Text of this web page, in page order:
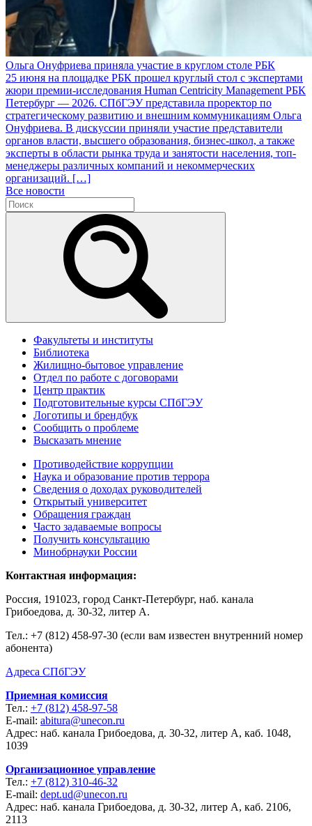
Ольга Онуфриева приняла участие в круглом столе РБК
25 июня на площадке РБК прошел круглый стол с экспертами
жюри премии-исследования Human Centricity Management РБК
Петербург — 2026. СПбГЭУ представила проректор по
стратегическому развитию и внешним коммуникациям Ольга
Онуфриева. В дискуссии приняли участие представители
органов власти, высшего образования, бизнес-школ, а также
эксперты в области рынка труда и занятости населения, топ-
менеджеры различных компаний и некоммерческих
организаций. […]
Все новости
Факультеты и институты
Библиотека
Жилищно-бытовое управление
Отдел по работе с договорами
Центр практик
Подготовительные курсы СПбГЭУ
Логотипы и брендбук
Сообщить о проблеме
Высказать мнение
Противодействие коррупции
Наука и образование против террора
Сведения о доходах руководителей
Открытый университет
Обращения граждан
Часто задаваемые вопросы
Получить консультацию
Минобрнауки России
Контактная информация:
Россия, 191023, город Санкт-Петербург, наб. канала
Грибоедова, д. 30-32, литер А.
Тел.: +7 (812) 458-97-30 (если вам известен внутренний номер
абонента)
Адреса СПбГЭУ
Приемная комиссия
Тел.: +7 (812) 458-97-58
E-mail: abitura@unecon.ru
Адрес: наб. канала Грибоедова, д. 30-32, литер А, каб. 1048,
1039
Организационное управление
Тел.: +7 (812) 310-46-32
E-mail: dept.ud@unecon.ru
Адрес: наб. канала Грибоедова, д. 30-32, литер А, каб. 2106,
2113